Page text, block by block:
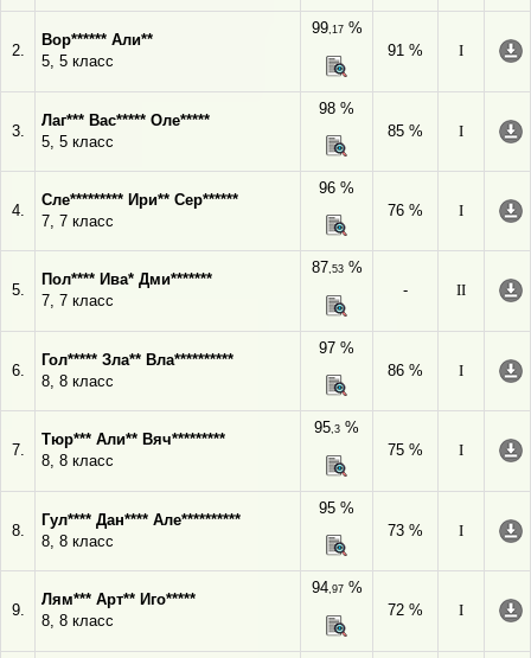
2.
Вор****** Али**
5, 5 класс
99,17%
91 %
I
3.
Лаг*** Вас***** Оле*****
5, 5 класс
98 %
85 %
I
4.
Сле********* Ири** Сер******
7, 7 класс
96 %
76 %
I
5.
Пол**** Ива* Дми*******
7, 7 класс
87,53%
-
II
6.
Гол***** Зла** Вла**********
8, 8 класс
97 %
86 %
I
7.
Тюр*** Али** Вяч*********
8, 8 класс
95,3 %
75 %
I
8.
Гул**** Дан**** Але**********
8, 8 класс
95 %
73 %
I
9.
Лям*** Арт** Иго*****
8, 8 класс
94,97%
72 %
I